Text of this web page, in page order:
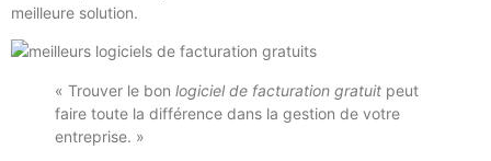
meilleure solution.
« Trouver le bon logiciel de facturation gratuit peut
faire toute la différence dans la gestion de votre
entreprise. »